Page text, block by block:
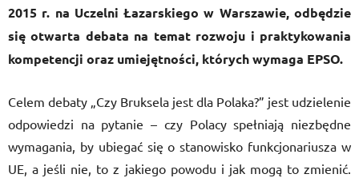
2015 r. na Uczelni Łazarskiego w Warszawie, odbędzie
się otwarta debata na temat rozwoju i praktykowania
kompetencji oraz umiejętności, których wymaga EPSO.
Celem debaty „Czy Bruksela jest dla Polaka?” jest udzielenie
odpowiedzi na pytanie – czy Polacy spełniają niezbędne
wymagania, by ubiegać się o stanowisko funkcjonariusza w
UE, a jeśli nie, to z jakiego powodu i jak mogą to zmienić.